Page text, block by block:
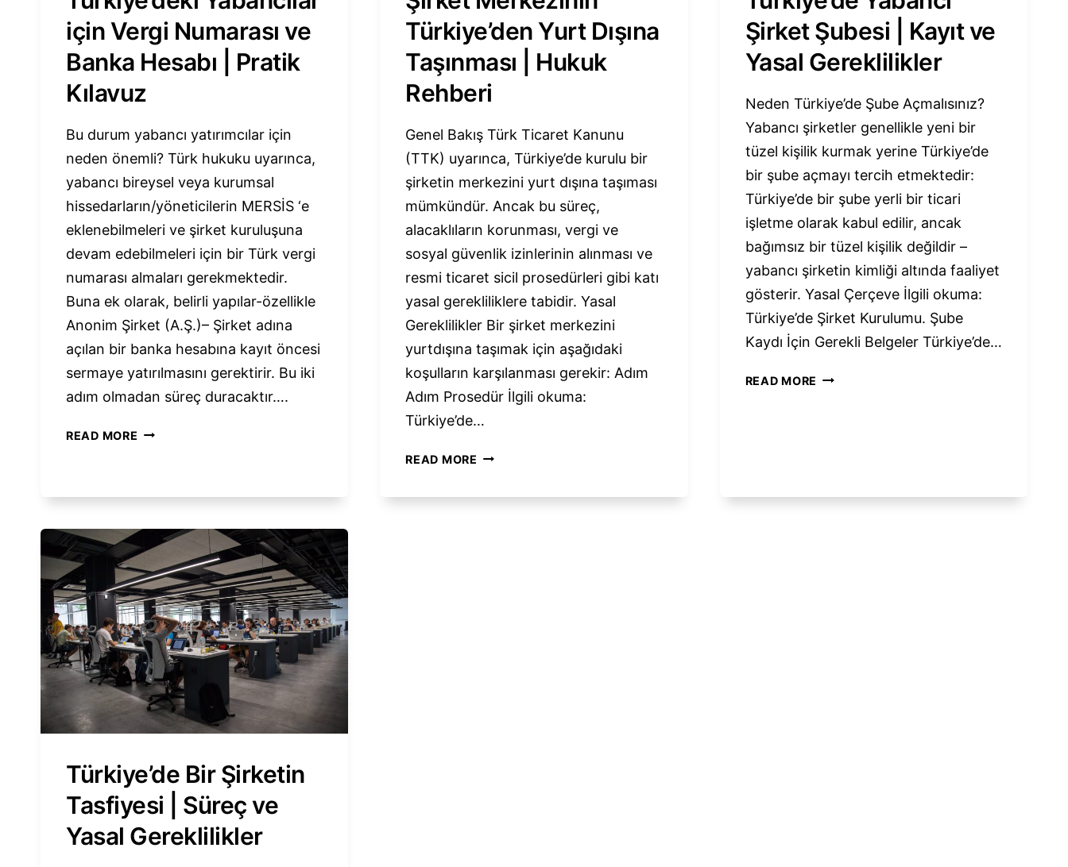
için Vergi Numarası ve
Banka Hesabı | Pratik
Kılavuz
Bu durum yabancı yatırımcılar için
neden önemli? Türk hukuku uyarınca,
yabancı bireysel veya kurumsal
hissedarların/yöneticilerin MERSİS ‘e
eklenebilmeleri ve şirket kuruluşuna
devam edebilmeleri için bir Türk vergi
numarası almaları gerekmektedir.
Buna ek olarak, belirli yapılar-özellikle
Anonim Şirket (A.Ş.)– Şirket adına
açılan bir banka hesabına kayıt öncesi
sermaye yatırılmasını gerektirir. Bu iki
adım olmadan süreç duracaktır….
READ MORE TÜRKIYE’DEKI
NUMARASI
VE
BANKA
HESABI
|
PRATIK
KILAVUZ
Türkiye’den Yurt Dışına
Taşınması | Hukuk
Rehberi
Genel Bakış Türk Ticaret Kanunu
(TTK) uyarınca, Türkiye’de kurulu bir
şirketin merkezini yurt dışına taşıması
mümkündür. Ancak bu süreç,
alacaklıların korunması, vergi ve
sosyal güvenlik izinlerinin alınması ve
resmi ticaret sicil prosedürleri gibi katı
yasal gerekliliklere tabidir. Yasal
Gereklilikler Bir şirket merkezini
yurtdışına taşımak için aşağıdaki
koşulların karşılanması gerekir: Adım
Adım Prosedür İlgili okuma:
Türkiye’de…
READ MORE ŞIRKET
Şirket Şubesi | Kayıt ve
Yasal Gereklilikler
Neden Türkiye’de Şube Açmalısınız?
Yabancı şirketler genellikle yeni bir
tüzel kişilik kurmak yerine Türkiye’de
bir şube açmayı tercih etmektedir:
Türkiye’de bir şube yerli bir ticari
işletme olarak kabul edilir, ancak
bağımsız bir tüzel kişilik değildir –
yabancı şirketin kimliği altında faaliyet
gösterir. Yasal Çerçeve İlgili okuma:
Türkiye’de Şirket Kurulumu. Şube
Kaydı İçin Gerekli Belgeler Türkiye’de…
READ MORE TÜRKIYE’DE
KAYIT
Türkiye’de Bir Şirketin
Tasfiyesi | Süreç ve
Yasal Gereklilikler